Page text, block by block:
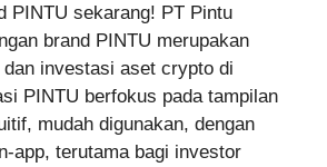
PINTU sekarang! PT Pintu
brand PINTU merupakan
investasi aset crypto di
PINTU berfokus pada tampilan
mudah digunakan, dengan
app, terutama bagi investor